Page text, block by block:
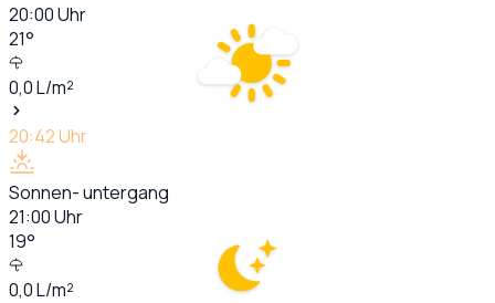
20:00Uhr
21°
0,0L/m²
20:42Uhr
Sonnen- untergang
21:00Uhr
19°
0,0L/m²